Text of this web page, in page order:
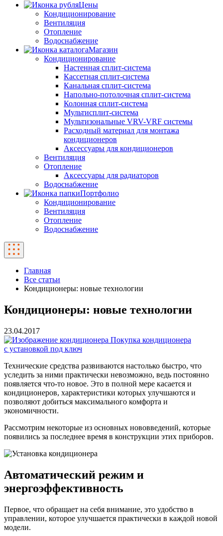
Цены
Кондиционирование
Вентиляция
Отопление
Водоснабжение
Магазин
Кондиционирование
Настенная сплит-система
Кассетная сплит-система
Канальная сплит-система
Напольно-потолочная сплит-система
Колонная сплит-система
Мультисплит-система
Мультизональные VRV-VRF системы
Расходный материал для монтажа
кондиционеров
Аксессуары для кондиционеров
Вентиляция
Отопление
Аксессуары для радиаторов
Водоснабжение
Портфолио
Кондиционирование
Вентиляция
Отопление
Водоснабжение
Главная
Все статьи
Кондиционеры: новые технологии
Кондиционеры: новые технологии
23.04.2017
Покупка кондиционера
с установкой под ключ
Технические средства развиваются настолько быстро, что
уследить за ними практически невозможно, ведь постоянно
появляется что-то новое. Это в полной мере касается и
кондиционеров, характеристики которых улучшаются и
позволяют добиться максимального комфорта и
экономичности.
Рассмотрим некоторые из основных нововведений, которые
появились за последнее время в конструкции этих приборов.
Автоматический режим и
энергоэффективность
Первое, что обращает на себя внимание, это удобство в
управлении, которое улучшается практически в каждой новой
модели.